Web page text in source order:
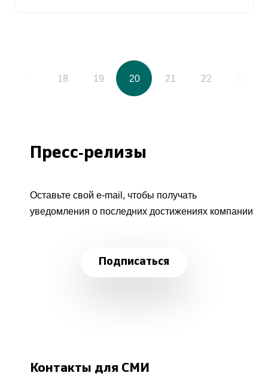
18 19 20 21 22
Пресс-релизы
Оставьте свой e-mail, чтобы получать
уведомления о последних достижениях компании
Подписаться
Контакты для СМИ